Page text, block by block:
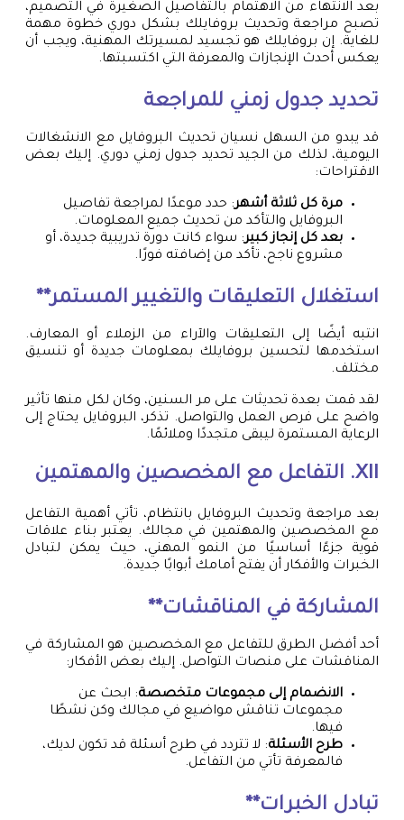
بعد الانتهاء من الاهتمام بالتفاصيل الصغيرة في التصميم،
تصبح مراجعة وتحديث بروفايلك بشكل دوري خطوة مهمة
للغاية. إن بروفايلك هو تجسيد لمسيرتك المهنية، ويجب أن
يعكس أحدث الإنجازات والمعرفة التي اكتسبتها.
تحديد جدول زمني للمراجعة
قد يبدو من السهل نسيان تحديث البروفايل مع الانشغالات
اليومية، لذلك من الجيد تحديد جدول زمني دوري. إليك بعض
الاقتراحات:
مرة كل ثلاثة أشهر: حدد موعدًا لمراجعة تفاصيل
البروفايل والتأكد من تحديث جميع المعلومات.
بعد كل إنجاز كبير: سواء كانت دورة تدريبية جديدة، أو
مشروع ناجح، تأكد من إضافته فورًا.
استغلال التعليقات والتغيير المستمر**
انتبه أيضًا إلى التعليقات والآراء من الزملاء أو المعارف.
استخدمها لتحسين بروفايلك بمعلومات جديدة أو تنسيق
مختلف.
لقد قمت بعدة تحديثات على مر السنين، وكان لكل منها تأثير
واضح على فرص العمل والتواصل. تذكر، البروفايل يحتاج إلى
الرعاية المستمرة ليبقى متجددًا وملائمًا.
XII. التفاعل مع المخصصين والمهتمين
بعد مراجعة وتحديث البروفايل بانتظام، تأتي أهمية التفاعل
مع المخصصين والمهتمين في مجالك. يعتبر بناء علاقات
قوية جزءًا أساسيًا من النمو المهني، حيث يمكن لتبادل
الخبرات والأفكار أن يفتح أمامك أبوابًا جديدة.
المشاركة في المناقشات**
أحد أفضل الطرق للتفاعل مع المخصصين هو المشاركة في
المناقشات على منصات التواصل. إليك بعض الأفكار:
الانضمام إلى مجموعات متخصصة: ابحث عن
مجموعات تناقش مواضيع في مجالك وكن نشطًا
فيها.
طرح الأسئلة: لا تتردد في طرح أسئلة قد تكون لديك،
فالمعرفة تأتي من التفاعل.
تبادل الخبرات**